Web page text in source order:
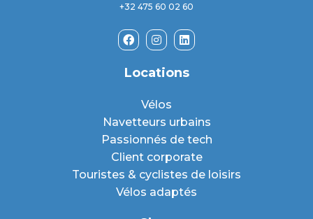
+32 475 60 02 60
Locations
Vélos
Navetteurs urbains
Passionnés de tech
Client corporate
Touristes & cyclistes de loisirs
Vélos adaptés